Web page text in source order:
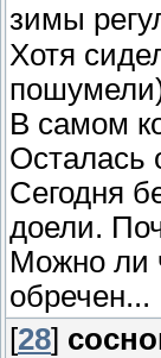
зимы
Хотя
В самом
Осталась
Сегодня
доели.
Можно ли
обречен...
[28]